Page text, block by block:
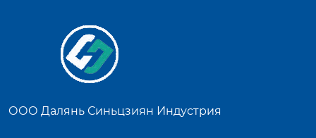
ООО Далянь Синьцзиян Индустрия